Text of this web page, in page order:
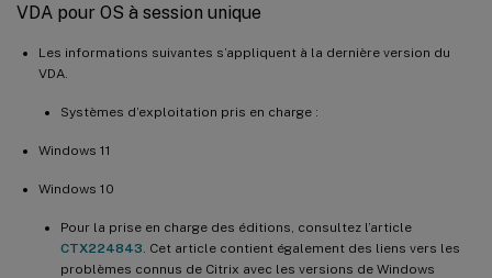
VDA pour OS à session unique
Les informations suivantes s’appliquent à la dernière version du
VDA.
Systèmes d’exploitation pris en charge :
Windows 11
Windows 10
Pour la prise en charge des éditions, consultez l’article
CTX224843 . Cet article contient également des liens vers les
problèmes connus de Citrix avec les versions de Windows